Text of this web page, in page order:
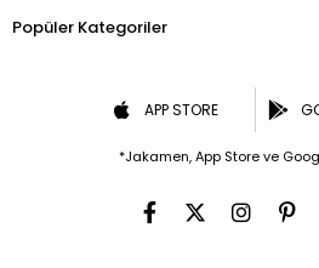
Popüler Kategoriler
APP STORE
*Jakamen, App Store ve